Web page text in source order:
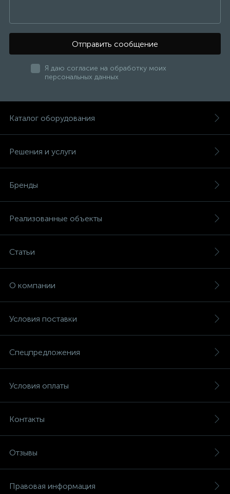
Отправить сообщение
Я даю согласие на обработку моих
персональных данных
Каталог оборудования
Решения и услуги
Бренды
Реализованные объекты
Статьи
О компании
Условия поставки
Спецпредложения
Условия оплаты
Контакты
Отзывы
Правовая информация